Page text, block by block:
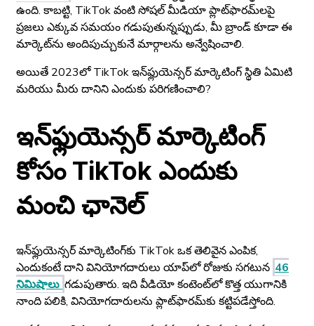
ఉంది. కాబట్టి, TikTok వంటి సోషల్ మీడియా ప్లాట్‌ఫారమ్‌లపై
ప్రజలు ఎక్కువ సమయం గడుపుతున్నప్పుడు, మీ బ్రాండ్ కూడా ఈ
మార్కెట్‌ను అందిపుచ్చుకునే మార్గాలను అన్వేషించాలి.
అయితే 2023లో TikTok ఇన్‌ఫ్లుయెన్సర్ మార్కెటింగ్ స్థితి ఏమిటి
మరియు మీరు దానిని ఎందుకు పరిగణించాలి?
ఇన్‌ఫ్లుయెన్సర్ మార్కెటింగ్
కోసం TikTok ఎందుకు
మంచి ఛానెల్
ఇన్‌ఫ్లుయెన్సర్ మార్కెటింగ్‌కు TikTok ఒక తెలివైన ఎంపిక,
ఎందుకంటే దాని వినియోగదారులు యాప్‌లో రోజుకు సగటున 46
నిమిషాలుగడుపుతారు. ఇది వీడియో కంటెంట్‌లో కొత్త యుగానికి
నాంది పలికి, వినియోగదారులను ప్లాట్‌ఫారమ్‌కు కట్టిపడేస్తోంది.